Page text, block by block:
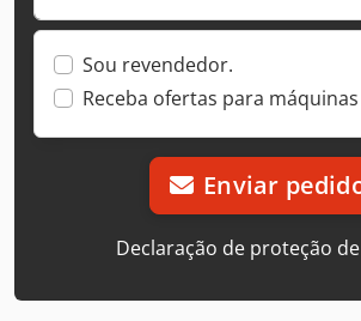
Sou revendedor.
Receba ofertas para
Enviar
Declaração de proteção